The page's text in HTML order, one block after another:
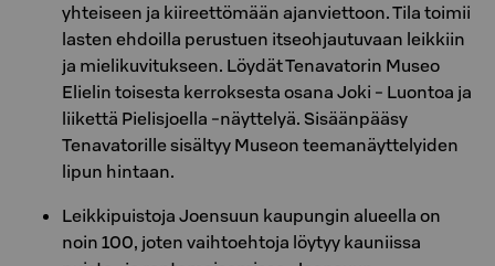
yhteiseen ja kiireettömään ajanviettoon. Tila toimii
lasten ehdoilla perustuen itseohjautuvaan leikkiin
ja mielikuvitukseen. Löydät Tenavatorin Museo
Elielin toisesta kerroksesta osana Joki - Luontoa ja
liikettä Pielisjoella -näyttelyä. Sisäänpääsy
Tenavatorille sisältyy Museon teemanäyttelyiden
lipun hintaan.
Leikkipuistoja Joensuun kaupungin alueella on
noin 100, joten vaihtoehtoja löytyy kauniissa